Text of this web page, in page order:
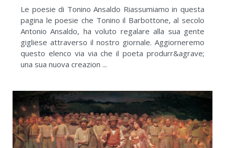
Le poesie di Tonino Ansaldo Riassumiamo in questa
pagina le poesie che Tonino il Barbottone, al secolo
Antonio Ansaldo, ha voluto regalare alla sua gente
gigliese attraverso il nostro giornale. Aggiorneremo
questo elenco via via che il poeta produrr&agrave;
una sua nuova creazion ...